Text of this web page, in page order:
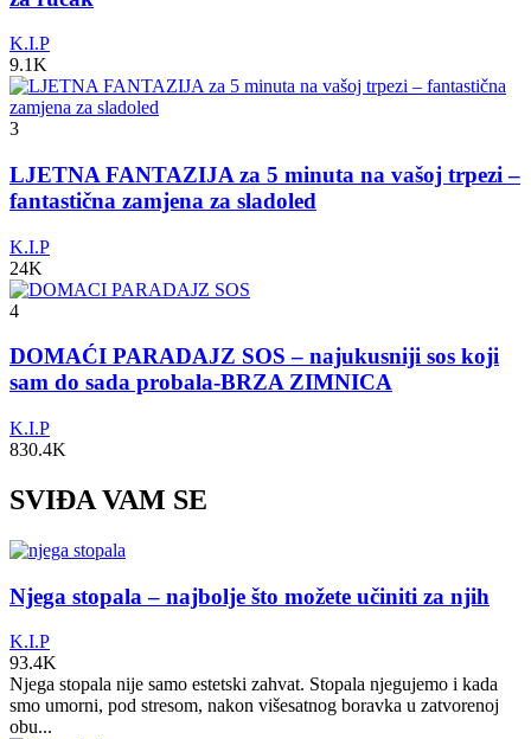
K.I.P
9.1K
3
LJETNA FANTAZIJA za 5 minuta na vašoj trpezi –
fantastična zamjena za sladoled
K.I.P
24K
4
DOMAĆI PARADAJZ SOS – najukusniji sos koji
sam do sada probala-BRZA ZIMNICA
K.I.P
830.4K
SVIĐA VAM SE
Njega stopala – najbolje što možete učiniti za njih
K.I.P
93.4K
Njega stopala nije samo estetski zahvat. Stopala njegujemo i kada
smo umorni, pod stresom, nakon višesatnog boravka u zatvorenoj
obu...